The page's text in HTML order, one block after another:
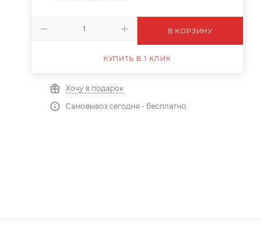
В КОРЗИНУ
КУПИТЬ В 1 КЛИК
Хочу в подарок
Самовывоз сегодня - бесплатно